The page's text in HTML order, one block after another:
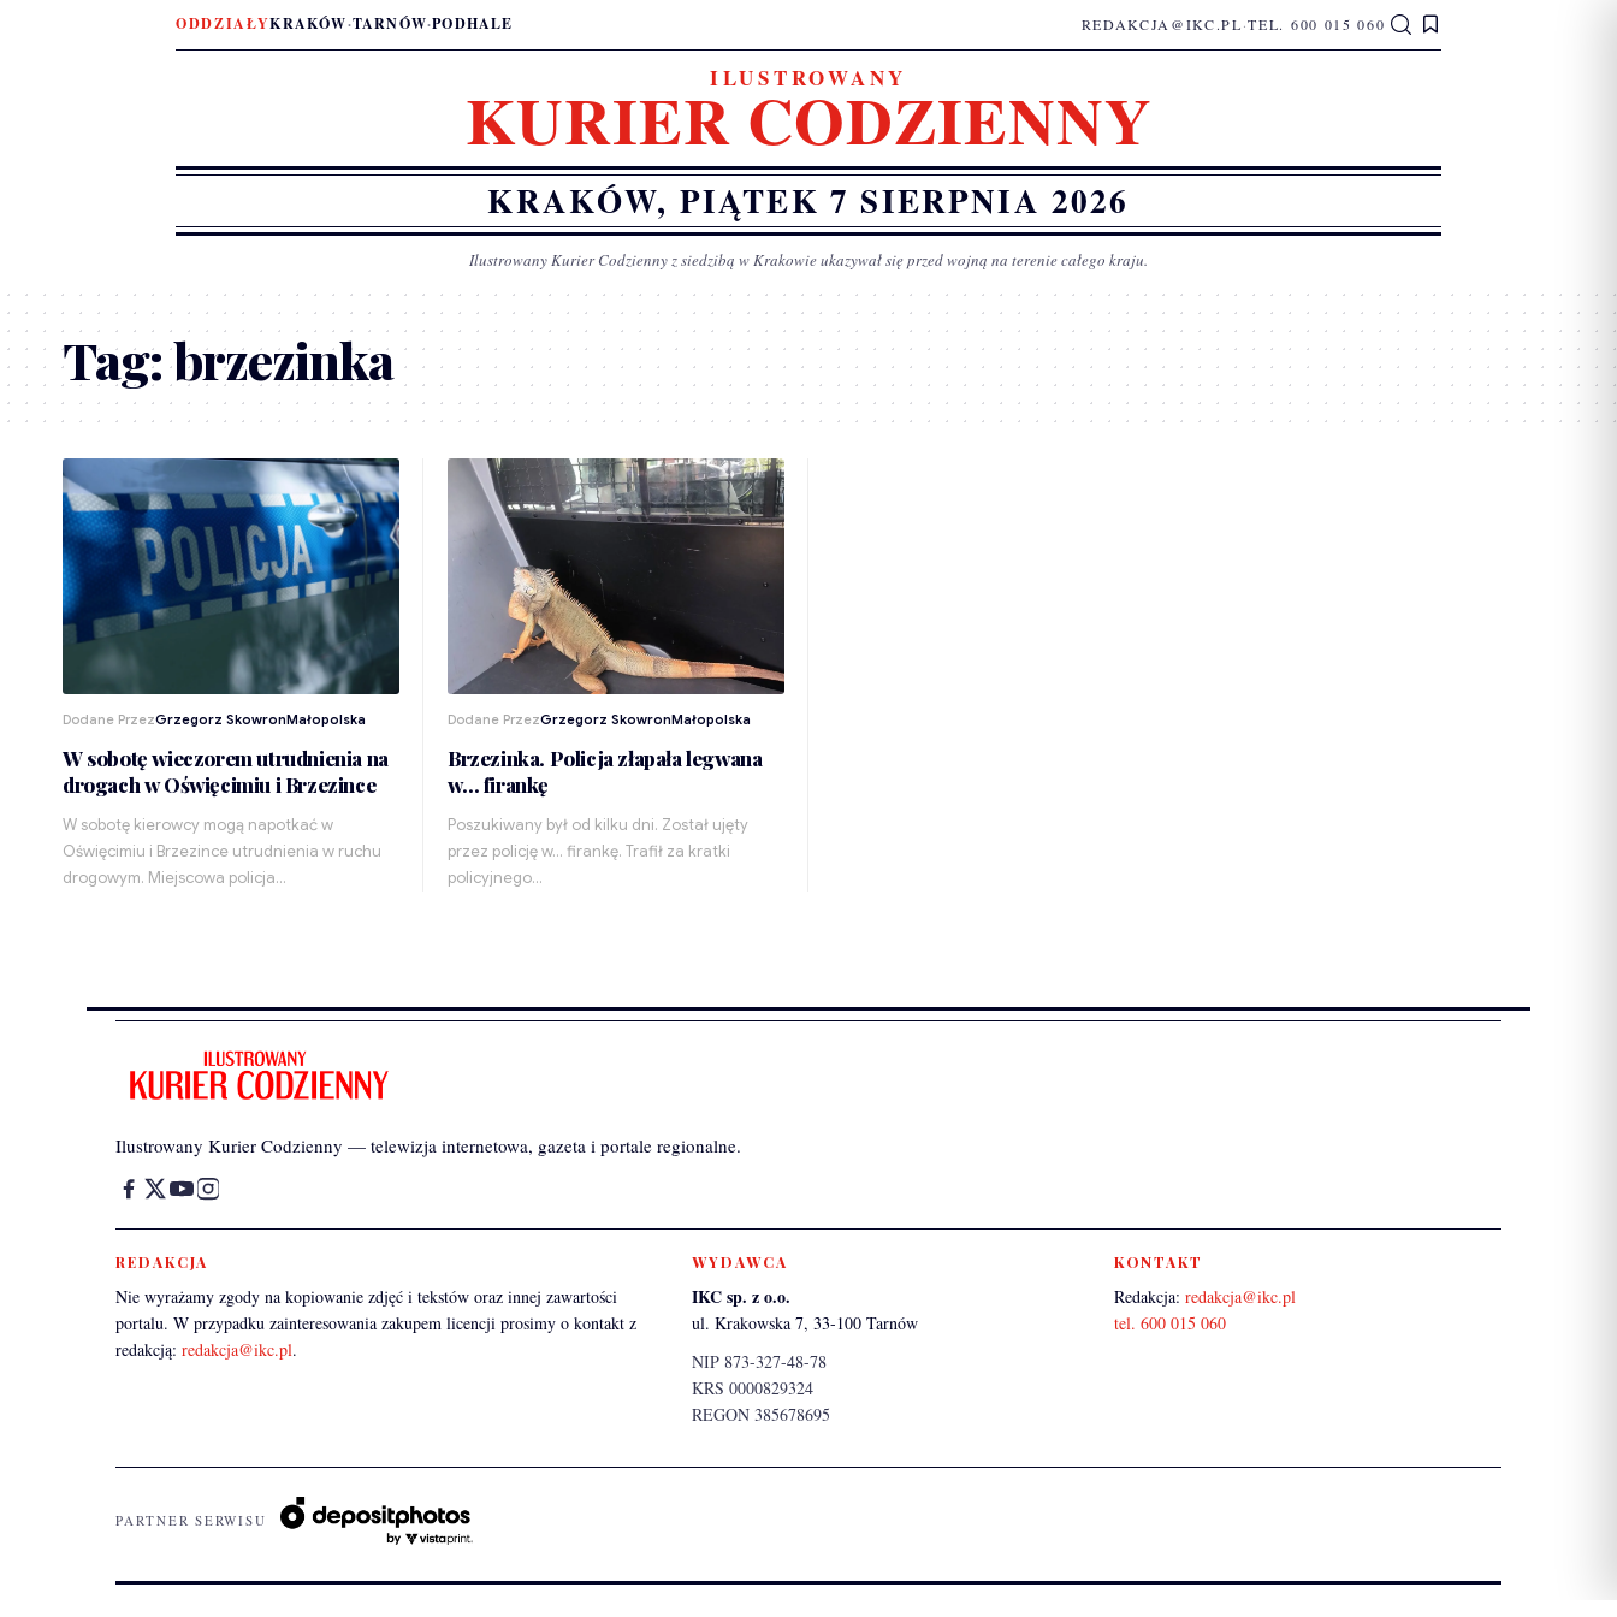
ODDZIAŁYKRAKÓW·TARNÓW·PODHALE REDAKCJA@IKC.PL·TEL. 600 015 060
ILUSTROWANY
KURIER CODZIENNY
KRAKÓW, PIĄTEK 7 SIERPNIA 2026
Ilustrowany Kurier Codzienny z siedzibą w Krakowie ukazywał się przed wojną na terenie całego kraju.
Tag:brzezinka
Dodane PrzezGrzegorz SkowronMałopolska
W sobotę wieczorem utrudnienia na
drogach w Oświęcimiu i Brzezince
W sobotę kierowcy mogą napotkać w
Oświęcimiu i Brzezince utrudnienia w ruchu
drogowym. Miejscowa policja…
Dodane PrzezGrzegorz SkowronMałopolska
Brzezinka. Policja złapała legwana
w… firankę
Poszukiwany był od kilku dni. Został ujęty
przez policję w... firankę. Trafił za kratki
policyjnego…
Ilustrowany Kurier Codzienny — telewizja internetowa, gazeta i portale regionalne.
REDAKCJA
Nie wyrażamy zgody na kopiowanie zdjęć i tekstów oraz innej zawartości
portalu. W przypadku zainteresowania zakupem licencji prosimy o kontakt z
redakcją: redakcja@ikc.pl.
WYDAWCA
IKC sp. z o.o.
ul. Krakowska 7, 33-100 Tarnów
NIP 873-327-48-78
KRS 0000829324
REGON 385678695
KONTAKT
Redakcja: redakcja@ikc.pl
tel. 600 015 060
PARTNER SERWISU